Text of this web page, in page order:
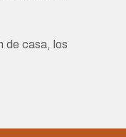
de casa, los